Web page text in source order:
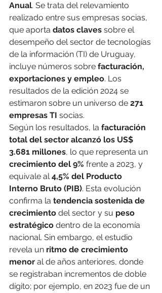
Anual. Se trata del relevamiento
realizado entre sus empresas socias,
que aporta datos claves sobre el
desempeño del sector de tecnologías
de la información (TI) de Uruguay,
incluye números sobre facturación,
exportaciones y empleo. Los
resultados de la edición 2024 se
estimaron sobre un universo de 271
empresas TI socias.
Según los resultados, la facturación
total del sector alcanzó los US$
3.681 millones, lo que representa un
crecimiento del 9% frente a 2023, y
equivale al 4,5% del Producto
Interno Bruto (PIB). Esta evolución
confirma la tendencia sostenida de
crecimiento del sector y su peso
estratégico dentro de la economía
nacional. Sin embargo, el estudio
revela un ritmo de crecimiento
menor al de años anteriores, donde
se registraban incrementos de doble
dígito; por ejemplo, en 2023 fue de un